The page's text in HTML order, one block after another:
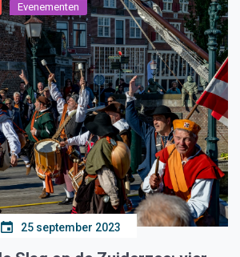
Evenementen
25 september 2023